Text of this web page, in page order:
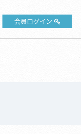
会員ログイン